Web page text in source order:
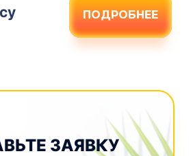
ПОДРОБНЕЕ
ЗАЯВКУ